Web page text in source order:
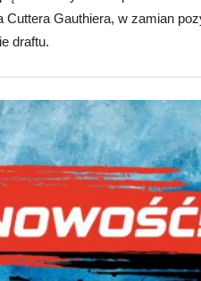
Gauthiera, w zamian
draftu.